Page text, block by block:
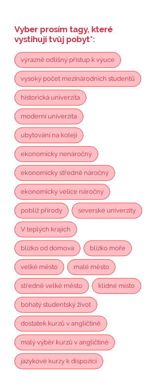
Vyber prosím tagy, které
vystihují tvůj pobyt*:
výrazně odlišný přístup k výuce
vysoký počet mezinárodních studentů
historická univerzita
moderní univerzita
ubytování na koleji
ekonomicky nenáročný
ekonomicky středně náročný
ekonomicky velice náročný
poblíž přírody severské univerzity
V teplých krajích
blízko od domova blízko moře
velké město malé město
středně velké město klidné místo
bohatý studentský život
dostatek kurzů v angličtině
malý výběr kurzů v angličtině
jazykové kurzy k dispozici